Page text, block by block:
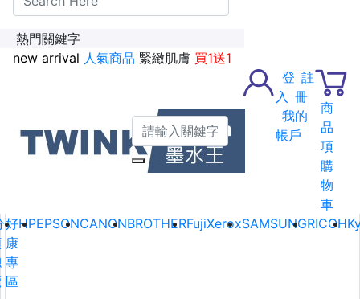
熱門關鍵字
new arrival 人氣商品 緊緻肌膚 買1送1
登
入
註
冊
我的
帳戶
商
品
項
購
物
車
好
康
專
區
HPEPSONCANONBROTHERFujiXeroxSAMSUNGRICOH